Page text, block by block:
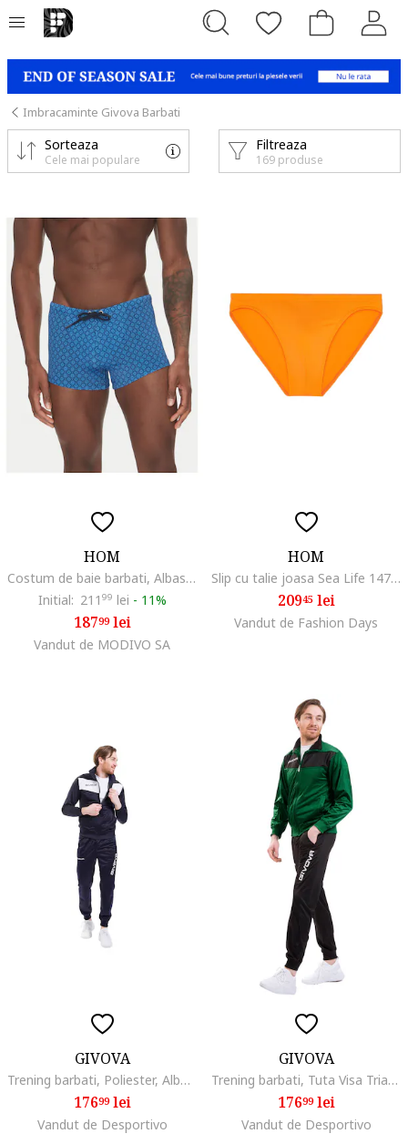
Imbracaminte Givova Barbati
Filtreaza
169 produse
Sorteaza
Cele mai populare
HOM
Costum de baie barbati, Albastru
Initial: 211 99 lei - 11%
18799lei
Vandut de MODIVO SA
HOM
Slip cu talie joasa Sea Life 14703
20945lei
Vandut de Fashion Days
GIVOVA
Trening barbati, Poliester, Albastru
17699lei
Vandut de Desportivo
GIVOVA
Trening barbati, Tuta Visa Triacetato, Poliester, Multicolor,, Multicolor
17699lei
Vandut de Desportivo